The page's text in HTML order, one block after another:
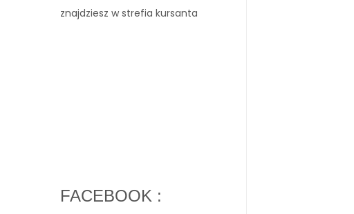
znajdziesz w strefia kursanta
FACEBOOK :